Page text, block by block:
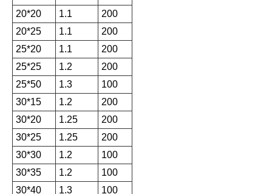
20*20
1.1
200
20*25
1.1
200
25*20
1.1
200
25*25
1.2
200
25*50
1.3
100
30*15
1.2
200
30*20
1.25
200
30*25
1.25
200
30*30
1.2
100
30*35
1.2
100
30*40
1.3 100